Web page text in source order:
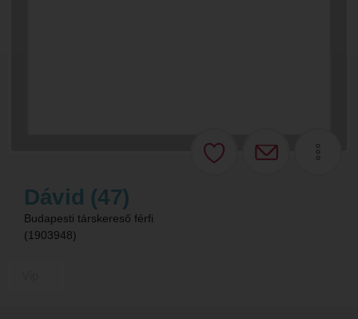
Dávid (47)
Budapesti társkereső férfi
(1903948)